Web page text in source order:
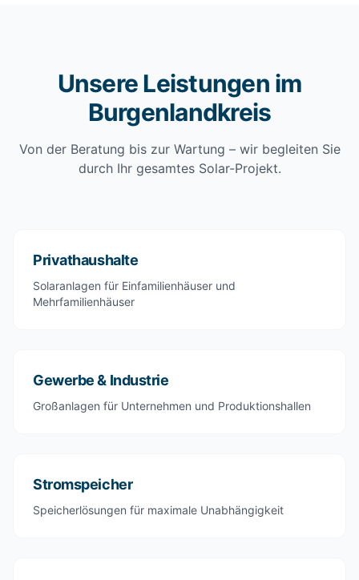
Unsere Leistungen im
Burgenlandkreis
Von der Beratung bis zur Wartung – wir begleiten Sie
durch Ihr gesamtes Solar-Projekt.
Privathaushalte
Solaranlagen für Einfamilienhäuser und
Mehrfamilienhäuser
Gewerbe & Industrie
Großanlagen für Unternehmen und Produktionshallen
Stromspeicher
Speicherlösungen für maximale Unabhängigkeit